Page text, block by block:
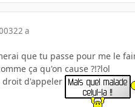
22 a
que tu passe pour me le
ça qu'on cause ?!?lol
droit d'appeler